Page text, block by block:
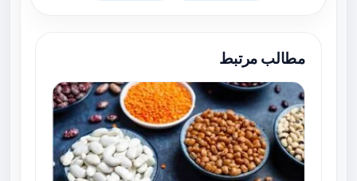
مطالب مرتبط